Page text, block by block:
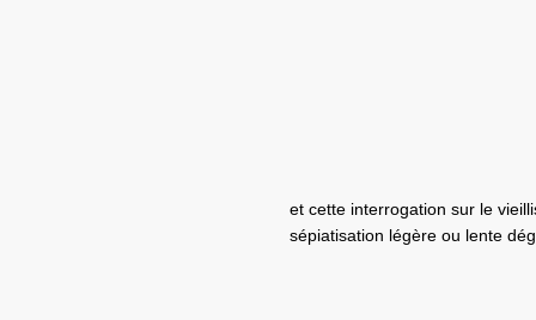
et cette interrogation sur le
sépiatisation légère ou lente